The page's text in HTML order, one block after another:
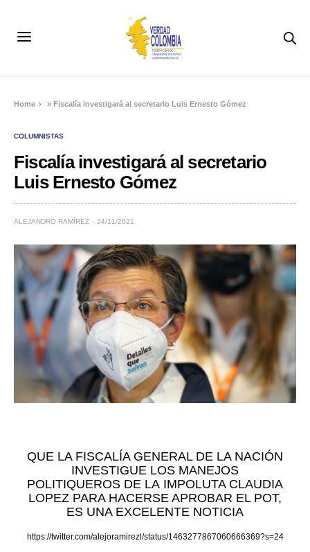
Home »Fiscalía investigará al secretario Luis Ernesto Gómez
COLUMNISTAS
Fiscalía investigará al secretario
Luis Ernesto Gómez
ALEJANDRO RAMÍREZ 24/11/2021
QUE LA FISCALÍA GENERAL DE LA NACIÓN
INVESTIGUE LOS MANEJOS
POLITIQUEROS DE LA IMPOLUTA CLAUDIA
LOPEZ PARA HACERSE APROBAR EL POT,
ES UNA EXCELENTE NOTICIA
https://twitter.com/alejoramirezl/status/1463277867060666369?s=24